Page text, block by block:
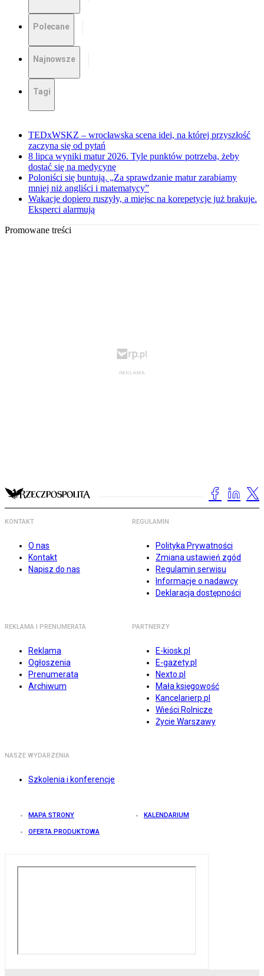
Polecane
Najnowsze
Tagi
TEDxWSKZ – wrocławska scena idei, na której przyszłość
zaczyna się od pytań
8 lipca wyniki matur 2026. Tyle punktów potrzeba, żeby
dostać się na medycynę
Poloniści się buntują. „Za sprawdzanie matur zarabiamy
mniej niż angliści i matematycy”
Wakacje dopiero ruszyły, a miejsc na korepetycje już brakuje.
Eksperci alarmują
Promowane treści
KONTAKT
O nas
Kontakt
Napisz do nas
REGULAMIN
Polityka Prywatności
Zmiana ustawień zgód
Regulamin serwisu
Informacje o nadawcy
Deklaracja dostępności
REKLAMA I PRENUMERATA
Reklama
Ogłoszenia
Prenumerata
Archiwum
PARTNERZY
E-kiosk.pl
E-gazety.pl
Nexto.pl
Mała księgowość
Kancelarierp.pl
Wieści Rolnicze
Życie Warszawy
NASZE WYDARZENIA
Szkolenia i konferencje
MAPA STRONY KALENDARIUM
OFERTA PRODUKTOWA